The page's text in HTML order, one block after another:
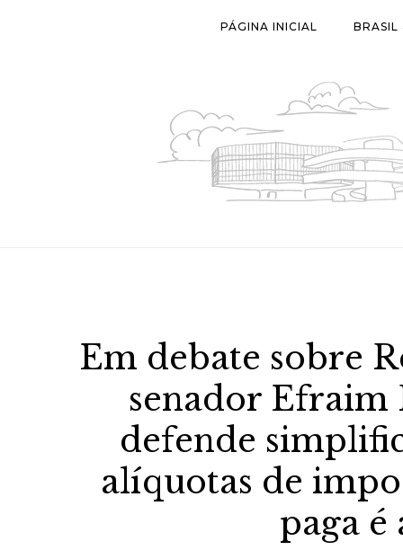
PÁGINA INICIAL BRASIL
Em debate sobre
senador Efraim
defende
alíquotas de
paga é